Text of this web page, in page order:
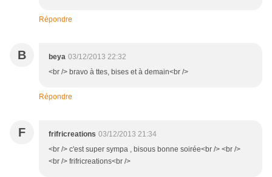
Répondre
B beya 03/12/2013 22:32
<br /> bravo à ttes, bises et à demain<br />
Répondre
F frifricreations 03/12/2013 21:34
<br /> c'est super sympa , bisous bonne soirée<br /> <br />
<br /> frifricreations<br />